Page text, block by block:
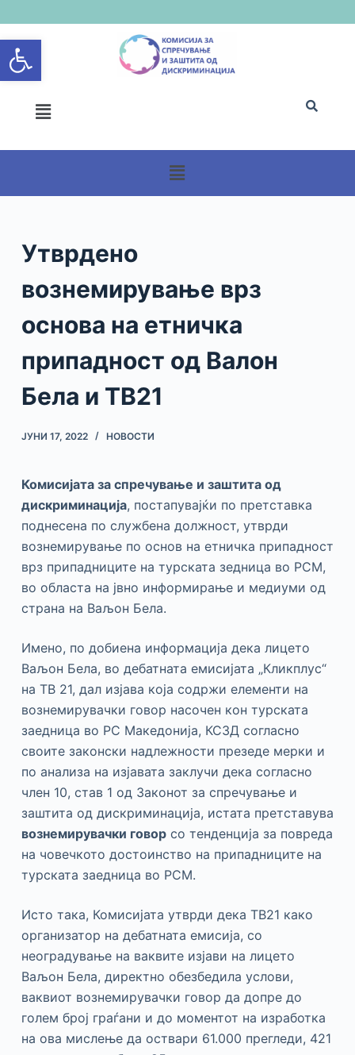
Open toolbark
i
p
nУтврдено
вознемирување врз
основа на етничка
припадност од Валон
Бела и ТВ21
ЈУНИ 17, 2022 НОВОСТИ
Комисијата за спречување и заштита од
дискриминација, постапувајќи по претставка
поднесена по службена должност, утврди
вознемирување по основ на етничка припадност
врз припадниците на турската зедница во РСМ,
во областа на јвно информирање и медиуми од
страна на Ваљон Бела.
Имено, по добиена информација дека лицето
Ваљон Бела, во дебатната емисијата „Кликплус“
на ТВ 21, дал изјава која содржи елементи на
вознемирувачки говор насочен кон турската
заедница во РС Македонија, КСЗД согласно
своите законски надлежности презеде мерки и
по анализа на изјавата заклучи дека согласно
член 10, став 1 од Законот за спречување и
заштита од дискриминација, истата претставува
вознемирувачки говорсо тенденција за повреда
на човечкото достоинство на припадниците на
турската заедница во РСМ.
Исто така, Комисијата утврди дека ТВ21 како
организатор на дебатната емисија, со
неоградување на ваквите изјави на лицето
Ваљон Бела, директно обезбедила услови,
ваквиот вознемирувачки говор да допре до
голем број граѓани и до моментот на изработка
на ова мислење да оствари 61.000 прегледи, 421